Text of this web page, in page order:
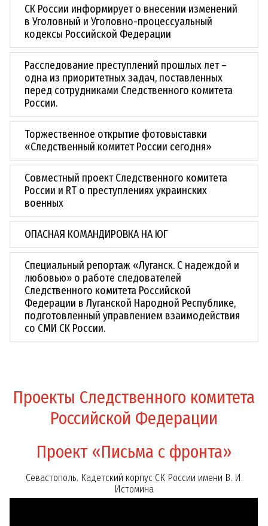
СК России информирует о внесении изменений
в Уголовный и Уголовно-процессуальный
кодексы Российской Федерации
Расследование преступлений прошлых лет –
одна из приоритетных задач, поставленных
перед сотрудниками Следственного комитета
России.
Торжественное открытие фотовыставки
«Следственный комитет России сегодня»
Совместный проект Следственного комитета
России и RT о преступлениях украинских
военных
ОПАСНАЯ КОМАНДИРОВКА НА ЮГ
Специальный репортаж «Луганск. С надеждой и
любовью» о работе следователей
Следственного комитета Российской
Федерации в Луганской Народной Республике,
подготовленный управлением взаимодействия
со СМИ СК России.
Проекты Следственного комитета
Российской Федерации
Проект «Письма с фронта»
Севастополь. Кадетский корпус СК России имени В. И.
Истомина